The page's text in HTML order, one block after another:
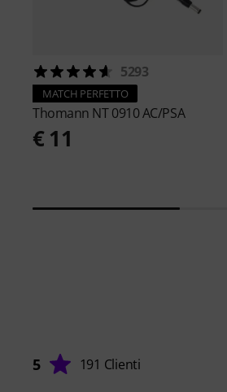
5293
MATCH PERFETTO
Thomann NT 0910 AC/PSA
€ 11
5 191 Clienti